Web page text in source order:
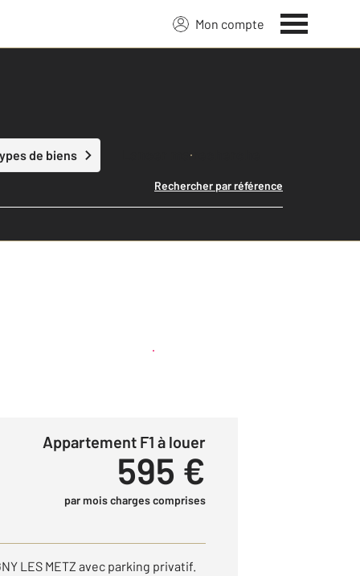
Mon compte
de biens Lancer ma recherche
Rechercher par référence
Créer une alerte
Appartement F1 à louer
595 €
par mois charges comprises
LES METZ avec parking privatif.